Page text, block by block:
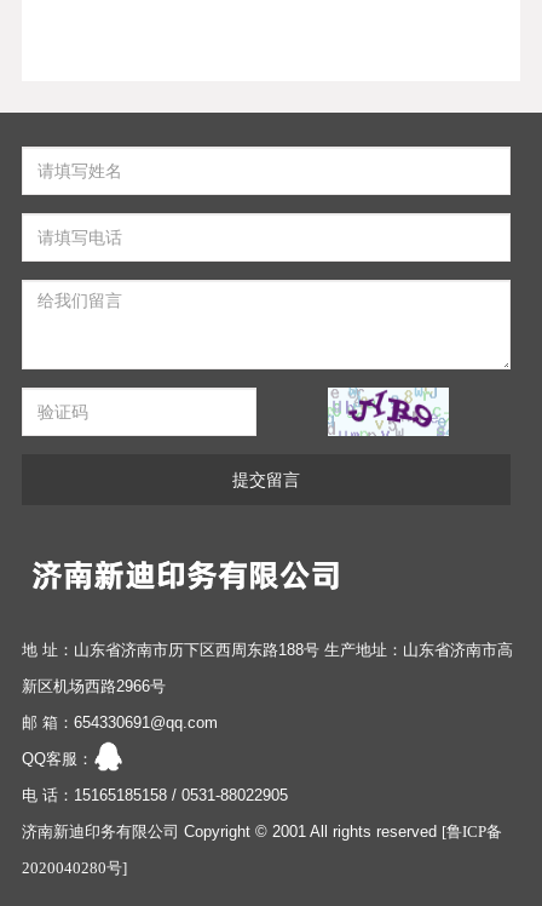
提交留言
地 址：山东省济南市历下区西周东路188号 生产地址：山东省济南市高
新区机场西路2966号
邮 箱：654330691@qq.com
QQ客服：
电 话：15165185158 / 0531-88022905
济南新迪印务有限公司 Copyright © 2001 All rights reserved [鲁ICP备
2020040280号]